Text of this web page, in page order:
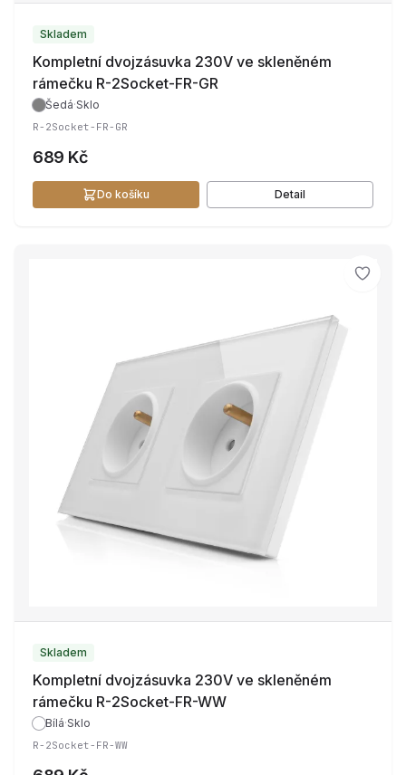
Skladem
Kompletní dvojzásuvka 230V ve skleněném
rámečku R-2Socket-FR-GR
Šedá·Sklo
R-2Socket-FR-GR
689 Kč
Do košíku Detail
Skladem
Kompletní dvojzásuvka 230V ve skleněném
rámečku R-2Socket-FR-WW
Bílá·Sklo
R-2Socket-FR-WW